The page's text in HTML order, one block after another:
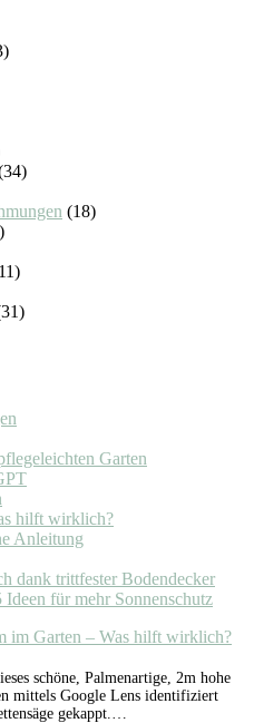
(18)
Garten
hilft wirklich?
Anleitung
dank trittfester Bodendecker
Ideen für mehr Sonnenschutz
im Garten – Was hilft wirklich?
schöne, Palmenartige, 2m hohe
mittels Google Lens identifiziert
gekappt.…